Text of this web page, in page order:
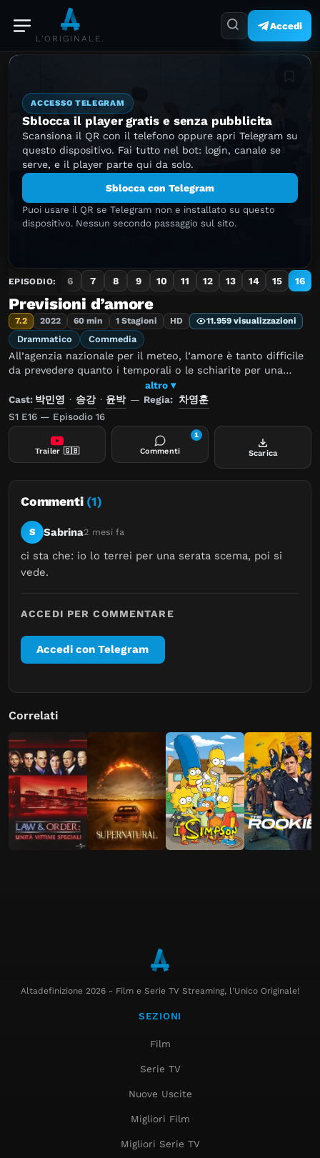
L'ORIGINALE.
Accedi
ACCESSO TELEGRAM
Sblocca il player gratis e senza pubblicita
Scansiona il QR con il telefono oppure apri Telegram su
questo dispositivo. Fai tutto nel bot: login, canale se
serve, e il player parte qui da solo.
Sblocca con Telegram
Puoi usare il QR se Telegram non e installato su questo
dispositivo. Nessun secondo passaggio sul sito.
EPISODIO:
4 5 6 7 8 9 10 11 12 13 14 15 16
Previsioni d’amore
7.2 2022 60 min 1 Stagioni HD 11.959 visualizzazioni
Drammatico Commedia
All’agenzia nazionale per il meteo, l’amore è tanto difficile
da prevedere quanto i temporali o le schiarite per una
diligente meteorologa e il suo indipendente collega.
altro ▾
Cast: 박민영 · 송강· 윤박 — Regia: 차영훈
S1 E16 — Episodio 16
Trailer 🇬🇧 Commenti
1
Scarica
Commenti (1)
S Sabrina2 mesi fa
ci sta che: io lo terrei per una serata scema, poi si
vede.
ACCEDI PER COMMENTARE
Accedi con Telegram
Correlati
Altadefinizione 2026 - Film e Serie TV Streaming, l'Unico Originale!
SEZIONI
Film
Serie TV
Nuove Uscite
Migliori Film
Migliori Serie TV